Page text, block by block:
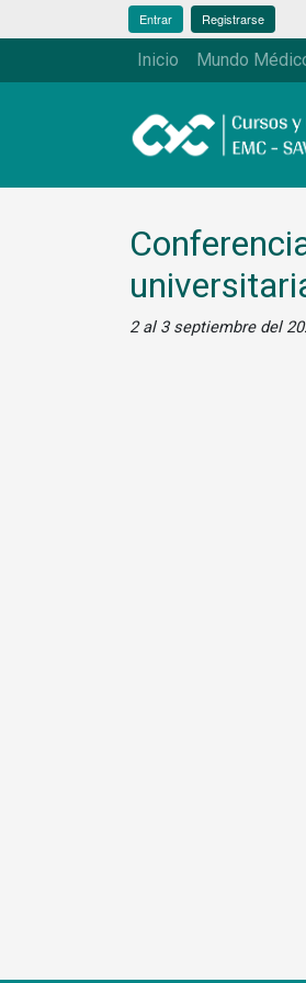
Entrar Registrarse
Inicio Mundo
2 al 3 septiembre del